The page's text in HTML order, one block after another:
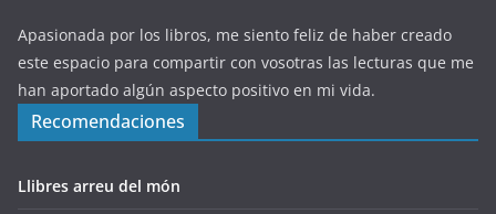
Apasionada por los libros, me siento feliz de haber creado
este espacio para compartir con vosotras las lecturas que me
han aportado algún aspecto positivo en mi vida.
Recomendaciones
Llibres arreu del món